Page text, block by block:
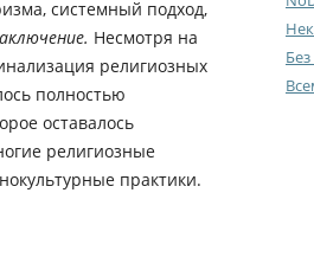
системный подход,
Несмотря на
религиозных
полностью
оставалось
религиозные
практики.